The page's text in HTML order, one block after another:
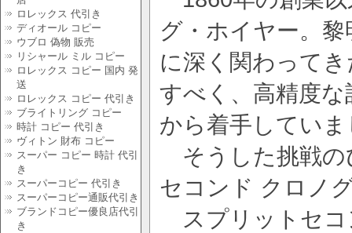
グ・ホイヤー。
に深く関わって
すべく、高精度
から着手してい
そうした挑戦の
セコンド クロノ
スプリットセコ
ロレックス 代引き
ディオール コピー
ウブロ 偽物 販売
リシャール ミル コピー
ロレックス コピー 国内 発
送
ロレックス コピー 代引き
ブライトリング コピー
時計 コピー 代引き
ヴィトン 財布 コピー
スーパー コピー 時計 代引
き
スーパーコピー 代引き
スーパーコピー通販代引き
ブランドコピー優良店代引
き